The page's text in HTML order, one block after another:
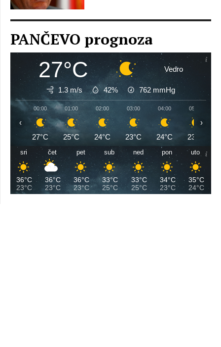
PANČEVO prognoza
27°C Vedro
1.3 m/s 42% 762 mmHg
00:00
27°C
01:00
25°C
02:00
24°C
03:00
23°C
04:00
24°C
05:00
23°C
‹ ›
sri
36°C
23°C
čet
36°C
23°C
pet
36°C
23°C
sub
33°C
25°C
ned
33°C
25°C
pon
34°C
23°C
uto
35°C
24°C